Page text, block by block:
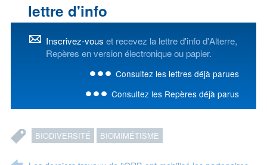
lettre d'info
Inscrivez-vous et recevez la lettre d'info d'Alterre,
Repères en version électronique ou papier.
Consultez les lettres déjà parues
Consultez les Repères déjà parus
BIODIVERSITÉ BIOMIMÉTISME